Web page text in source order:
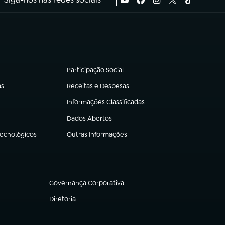
Participação Social
(abre em nova aba)
Receitas e Despesas
(abre em nova aba)
Informações Classificadas
(abre em nova aba)
Dados Abertos
(abre em nova aba)
Outras Informações
(abre em nova aba)
Governança Corporativa
(abre em nova aba)
Diretoria
(abre em nova aba)